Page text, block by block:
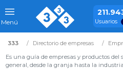
Menú Usuarios
333 Directorio de empresas
Es una guía de empresas y productos del
general, desde la granja hasta la